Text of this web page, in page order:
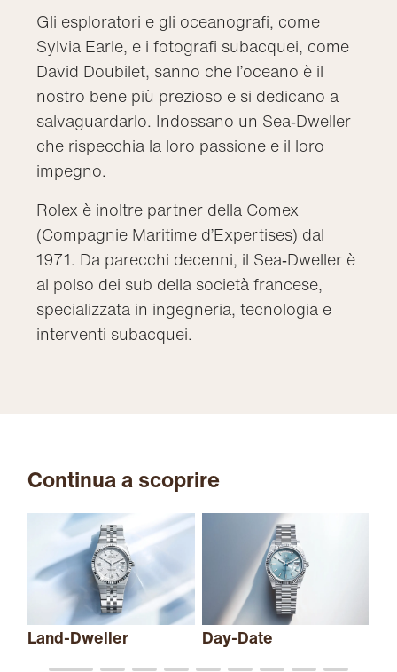
Gli esploratori e gli oceanografi, come
Sylvia Earle, e i fotografi subacquei, come
David Doubilet, sanno che l’oceano è il
nostro bene più prezioso e si dedicano a
salvaguardarlo. Indossano un Sea‑Dweller
che rispecchia la loro passione e il loro
impegno.
Rolex è inoltre partner della Comex
(Compagnie Maritime d’Expertises) dal
1971. Da parecchi decenni, il Sea‑Dweller è
al polso dei sub della società francese,
specializzata in ingegneria, tecnologia e
interventi subacquei.
Continua a scoprire
Land-Dweller Day-Date